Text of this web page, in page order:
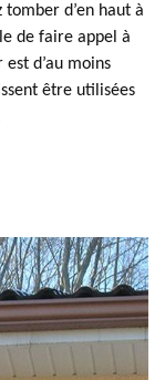
d’en haut à
de faire appel à
d’au moins
être utilisées